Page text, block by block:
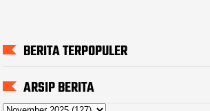
BERITA TERPOPULER
ARSIP BERITA